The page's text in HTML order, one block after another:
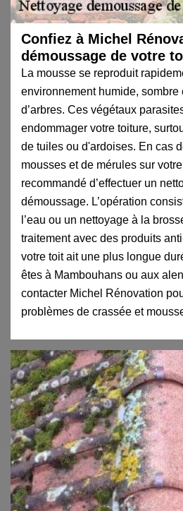
Confiez à Michel
démoussage de votre
La mousse se reproduit
environnement humide, sombre
d’arbres. Ces végétaux
endommager votre toiture,
de tuiles ou d'ardoises. En cas
mousses et de mérules sur
recommandé d’effectuer un
démoussage. L’opération
l’eau ou un nettoyage à la
traitement avec des produits
votre toit ait une plus longue
êtes à Mambouhans ou aux
contacter Michel Rénovation
problèmes de crassée et